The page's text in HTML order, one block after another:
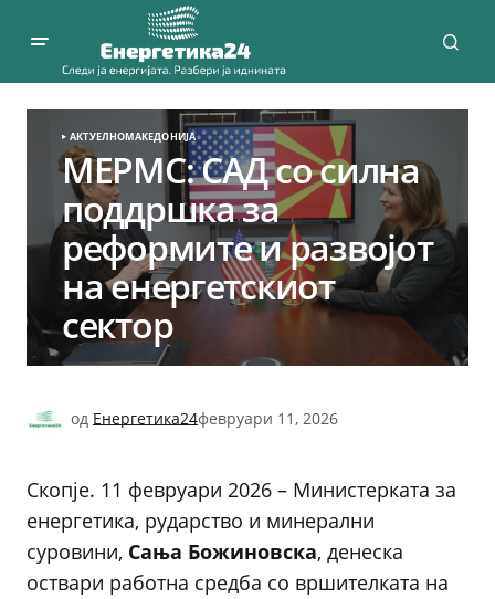
АКТУЕЛНОМАКЕДОНИЈА
МЕРМС: САД со силна
поддршка за
реформите и развојот
на енергетскиот
сектор
од Енергетика24февруари 11, 2026
Скопје. 11 февруари 2026 – Министерката за
енергетика, рударство и минерални
суровини, Сања Божиновска, денеска
оствари работна средба со вршителката на